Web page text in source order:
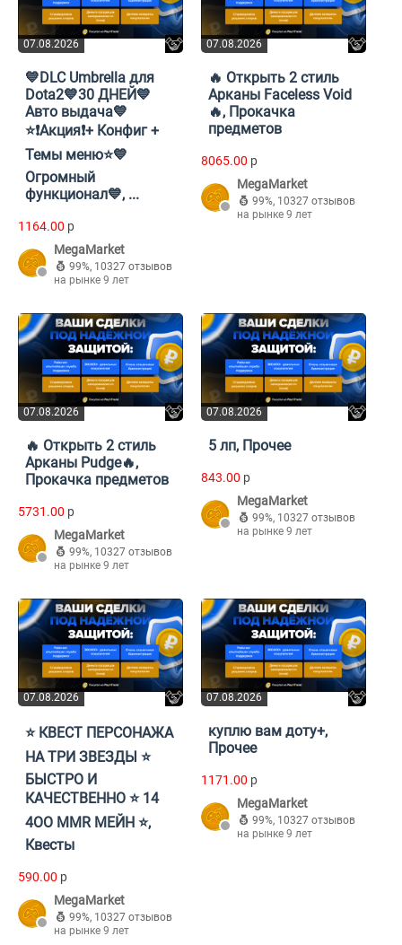
07.08.2026
💙DLC Umbrella для
Dota2💙30 ДНЕЙ💙
Авто выдача💙
⭐️❗️Акция❗️+ Конфиг +
Темы меню⭐️💙
Огромный
функционал💙, ...
1164.00 p
MegaMarket
99%, 10327 отзывов
на рынке 9 лет
07.08.2026
🔥 Открыть 2 стиль
Арканы Faceless Void
🔥, Прокачка
предметов
8065.00 p
MegaMarket
99%, 10327 отзывов
на рынке 9 лет
07.08.2026
🔥 Открыть 2 стиль
Арканы Pudge🔥,
Прокачка предметов
5731.00 p
MegaMarket
99%, 10327 отзывов
на рынке 9 лет
07.08.2026
5 лп, Прочее
843.00 p
MegaMarket
99%, 10327 отзывов
на рынке 9 лет
07.08.2026
⭐ КВЕСТ ПЕРСОНАЖА
НА ТРИ ЗВЕЗДЫ ⭐
БЫСТРО И
КАЧЕСТВЕННО ⭐ 14
4OO MMR МЕЙН ⭐,
Квесты
590.00 p
MegaMarket
99%, 10327 отзывов
на рынке 9 лет
07.08.2026
куплю вам доту+,
Прочее
1171.00 p
MegaMarket
99%, 10327 отзывов
на рынке 9 лет